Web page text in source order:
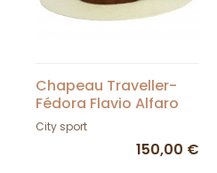
Chapeau Traveller-
Fédora Flavio Alfaro
Panama - City Sport
City sport
150,00 €